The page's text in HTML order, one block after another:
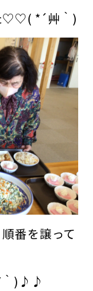
♡♡( *´艸｀)
番を譲って
｀)♪♪